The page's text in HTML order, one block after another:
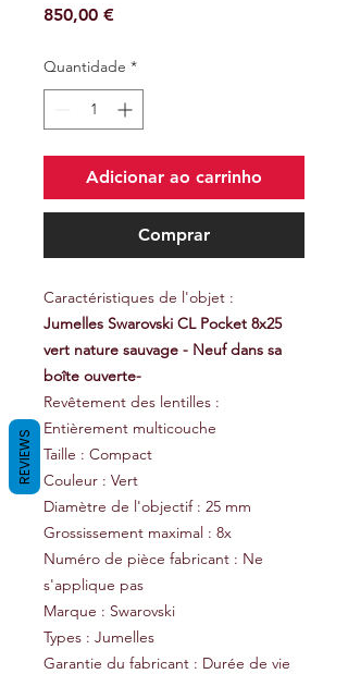
850,00 €Preço
Quantidade *
Adicionar ao carrinho
Comprar
Caractéristiques de l'objet :
Jumelles Swarovski CL Pocket 8x25
vert nature sauvage - Neuf dans sa
boîte ouverte-
Revêtement des lentilles :
Entièrement multicouche
Taille : Compact
Couleur : Vert
Diamètre de l'objectif : 25 mm
Grossissement maximal : 8x
Numéro de pièce fabricant : Ne
s'applique pas
Marque : Swarovski
Types : Jumelles
Garantie du fabricant : Durée de vie
REVIEWS